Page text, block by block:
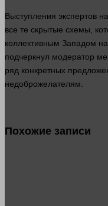
Выступления экспертов
все те скрытые схемы,
коллективным Западом
подчеркнул модератор
ряд конкретных
недоброжелателям.
Похожие записи